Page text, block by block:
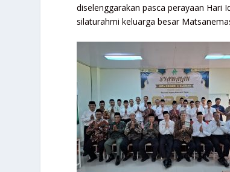
diselenggarakan pasca perayaan Hari
silaturahmi keluarga besar